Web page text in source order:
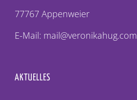
77767 Appenweier
E-Mail: mail@veronikahug.com
AKTUELLES